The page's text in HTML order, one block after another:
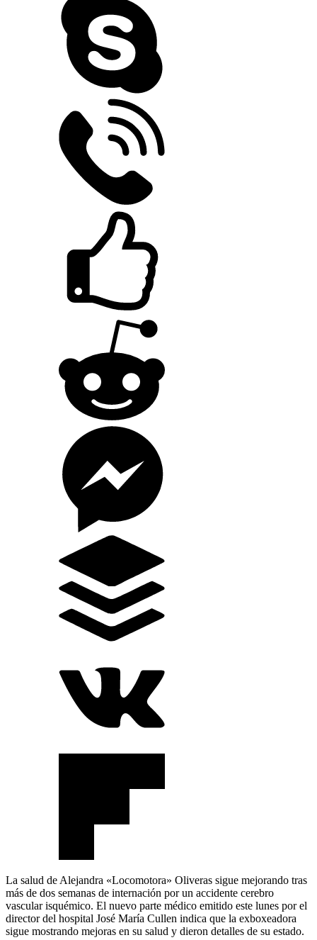
La salud de Alejandra «Locomotora» Oliveras sigue mejorando tras
más de dos semanas de internación por un accidente cerebro
vascular isquémico. El nuevo parte médico emitido este lunes por el
director del hospital José María Cullen indica que la exboxeadora
sigue mostrando mejoras en su salud y dieron detalles de su estado.